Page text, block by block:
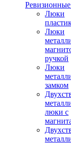
Люки
Люки
ручкой
Люки
замком
люки с